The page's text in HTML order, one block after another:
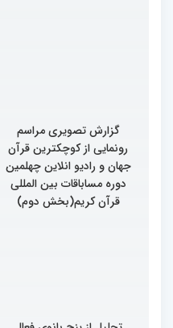
گزارش تصویری مراسم
رونمایی از کوچکترین قرآن